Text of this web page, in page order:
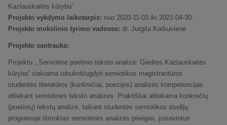
Kazlauskaitės kūryba“
Projekto vykdymo laikotarpis: nuo 2020-11-03 iki 2021-04-30.
Projekto mokslinio tyrimo vadovas: dr. Jurgita Katkuvienė
Projekto santrauka:
Projektu ,,Semiotinė poetinio teksto analizė: Giedrės Kazlauskaitės
kūryba“ siekiama tobulinti/ugdyti semiotikos magistrantūros
studentės literatūros (konkrečiai, poezijos) analizės kompetencijas
atliekant semiotines teksto analizes. Praktiškai atliekama konkrečių
(poetinių) tekstų analizė, taikant studentės semiotikos studijų
programoje išmoktas semiotinės analizės prieigas, įsisavintus